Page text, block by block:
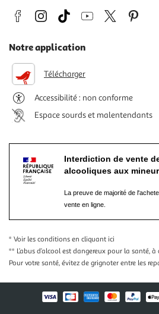
Notre application
Télécharger
Accessibilité : non conforme
Espace sourds et malentendants
Interdiction de vente
alcooliques aux
La preuve de majorité de
vente en ligne.
* Voir les conditions en cliquant ici
** L’abus d’alcool est dangereux pour la santé,
Pour votre santé, évitez de grignoter entre les